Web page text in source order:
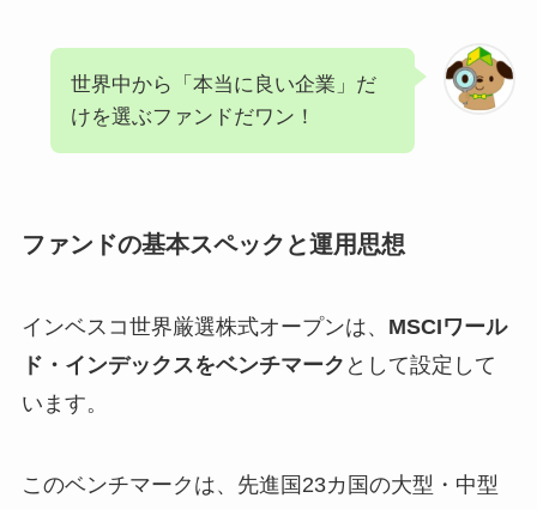
世界中から「本当に良い企業」だ
けを選ぶファンドだワン！
ファンドの基本スペックと運用思想
インベスコ世界厳選株式オープンは、 MSCIワール
ド・インデックスをベンチマーク として設定して
います。
このベンチマークは、先進国23カ国の大型・中型